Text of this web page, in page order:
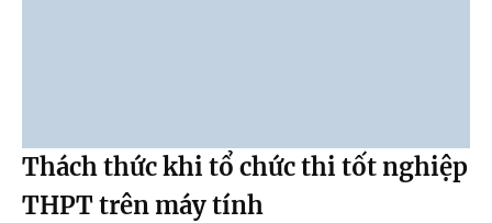
Thách thức khi tổ chức thi tốt nghiệp
THPT trên máy tính